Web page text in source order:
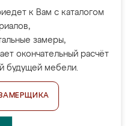
к Вам с каталогом
замеры,
окончательный расчёт
будущей мебели.